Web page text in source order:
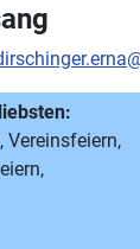
Vereinsfeiern,